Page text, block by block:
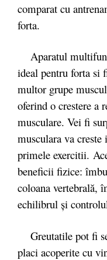
comparat cu
forta.
Aparatul
ideal pentru forta si
multor grupe
oferind o crestere a
musculare. Vei fi
musculara va creste
primele exercitii.
beneficii fizice:
coloana vertebrală,
echilibrul şi
Greutatile pot fi
placi acoperite cu